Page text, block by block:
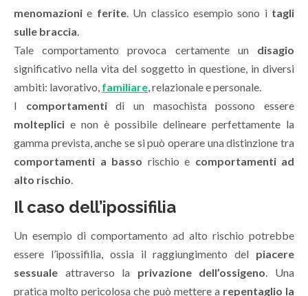
menomazioni e ferite. Un classico esempio sono i tagli
sulle braccia.
Tale comportamento provoca certamente un disagio
significativo nella vita del soggetto in questione, in diversi
ambiti: lavorativo, familiare, relazionale e personale.
I comportamentidi un masochista possono essere
molteplici e non è possibile delineare perfettamente la
gamma prevista, anche se si può operare una distinzione tra
comportamenti a basso rischio e comportamenti ad
alto rischio.
Il caso dell’ipossifilia
Un esempio di comportamento ad alto rischio potrebbe
essere l’ipossifilia, ossia il raggiungimento del piacere
sessuale attraverso la privazione dell’ossigeno. Una
pratica molto pericolosa che può mettere a repentaglio la